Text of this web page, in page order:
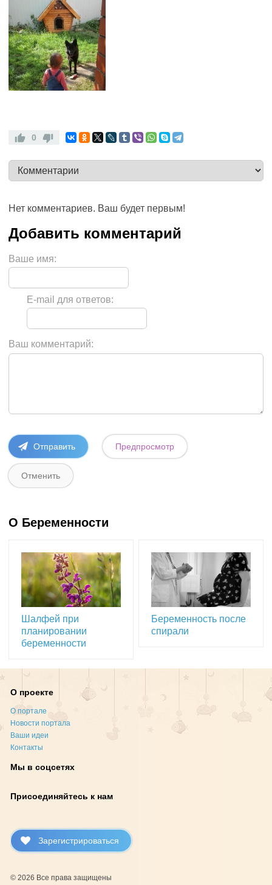
0
Нет комментариев. Ваш будет первым!
Ваше имя:
E-mail для ответов:
Ваш комментарий:
О Беременности
Шалфей при
планировании
беременности
Беременность после
спирали
О проекте
О портале
Новости портала
Ваши идеи
Контакты
Мы в соцсетях
Присоединяйтесь к нам
Зарегистрироваться
© 2026 Все права защищены